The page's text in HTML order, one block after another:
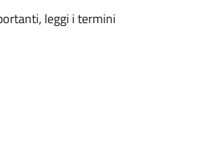
leggi i termini